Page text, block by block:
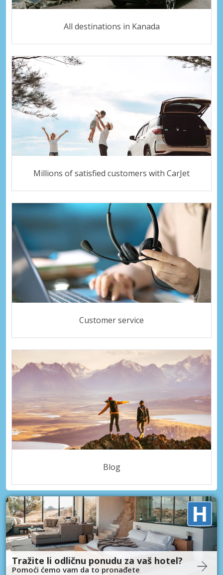
All destinations in Kanada
Millions of satisfied customers with CarJet
Customer service
Blog
Tražite li odličnu ponudu za vaš hotel?
Pomoći ćemo vam da to pronađete